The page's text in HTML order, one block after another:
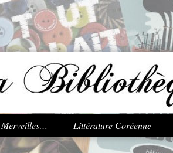
Aller
Merveilles… Littérature Coréenne